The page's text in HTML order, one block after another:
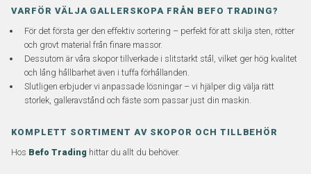
VARFÖR VÄLJA GALLERSKOPA FRÅN BEFO TRADING?
För det första ger den effektiv sortering – perfekt för att skilja sten, rötter
och grovt material från finare massor.
Dessutom är våra skopor tillverkade i slitstarkt stål, vilket ger hög kvalitet
och lång hållbarhet även i tuffa förhållanden.
Slutligen erbjuder vi anpassade lösningar – vi hjälper dig välja rätt
storlek, galleravstånd och fäste som passar just din maskin.
KOMPLETT SORTIMENT AV SKOPOR OCH TILLBEHÖR
Hos Befo Trading hittar du allt du behöver.